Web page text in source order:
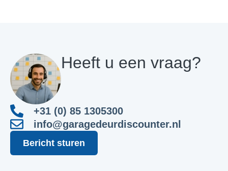
Heeft u een vraag?
+31 (0) 85 1305300
info@garagedeurdiscounter.nl
Bericht sturen